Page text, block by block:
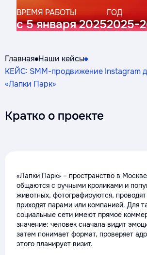
ВРЕМЯ РАБОТЫ
с 5 января 2025
ГОД
2025-
Главная Наши кейсы
КЕЙС: SMM-продвижение Instagram
«Лапки Парк»
Кратко о проекте
«Лапки Парк» – пространство в
общаются с ручными кроликами и
животных, фотографируются,
приходят парами или компанией. Для
социальные сети имеют прямое
значение: человек сначала видит
затем понимает формат, проверяет
этого планирует визит.